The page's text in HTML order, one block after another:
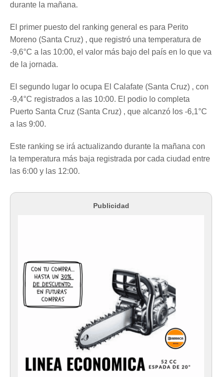
durante la mañana.
El primer puesto del ranking general es para Perito
Moreno (Santa Cruz) , que registró una temperatura de
-9,6°C a las 10:00, el valor más bajo del país en lo que va
de la jornada.
El segundo lugar lo ocupa El Calafate (Santa Cruz) , con
-9,4°C registrados a las 10:00. El podio lo completa
Puerto Santa Cruz (Santa Cruz) , que alcanzó los -6,1°C
a las 9:00.
Este ranking se irá actualizando durante la mañana con
la temperatura más baja registrada por cada ciudad entre
las 6:00 y las 12:00.
Publicidad